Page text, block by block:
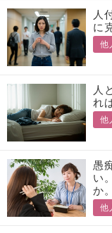
人
に
他
人
れ
他
愚
い
か。
他